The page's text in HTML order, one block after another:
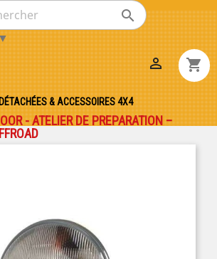

shopping_cart

& ACCESSOIRES 4X4
- ATELIER DE PREPARATION –